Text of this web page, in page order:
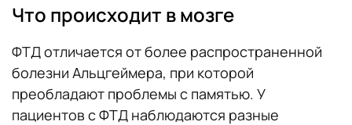
Что происходит в мозге
ФТД отличается от более распространенной
болезни Альцгеймера, при которой
преобладают проблемы с памятью. У
пациентов с ФТД наблюдаются разные